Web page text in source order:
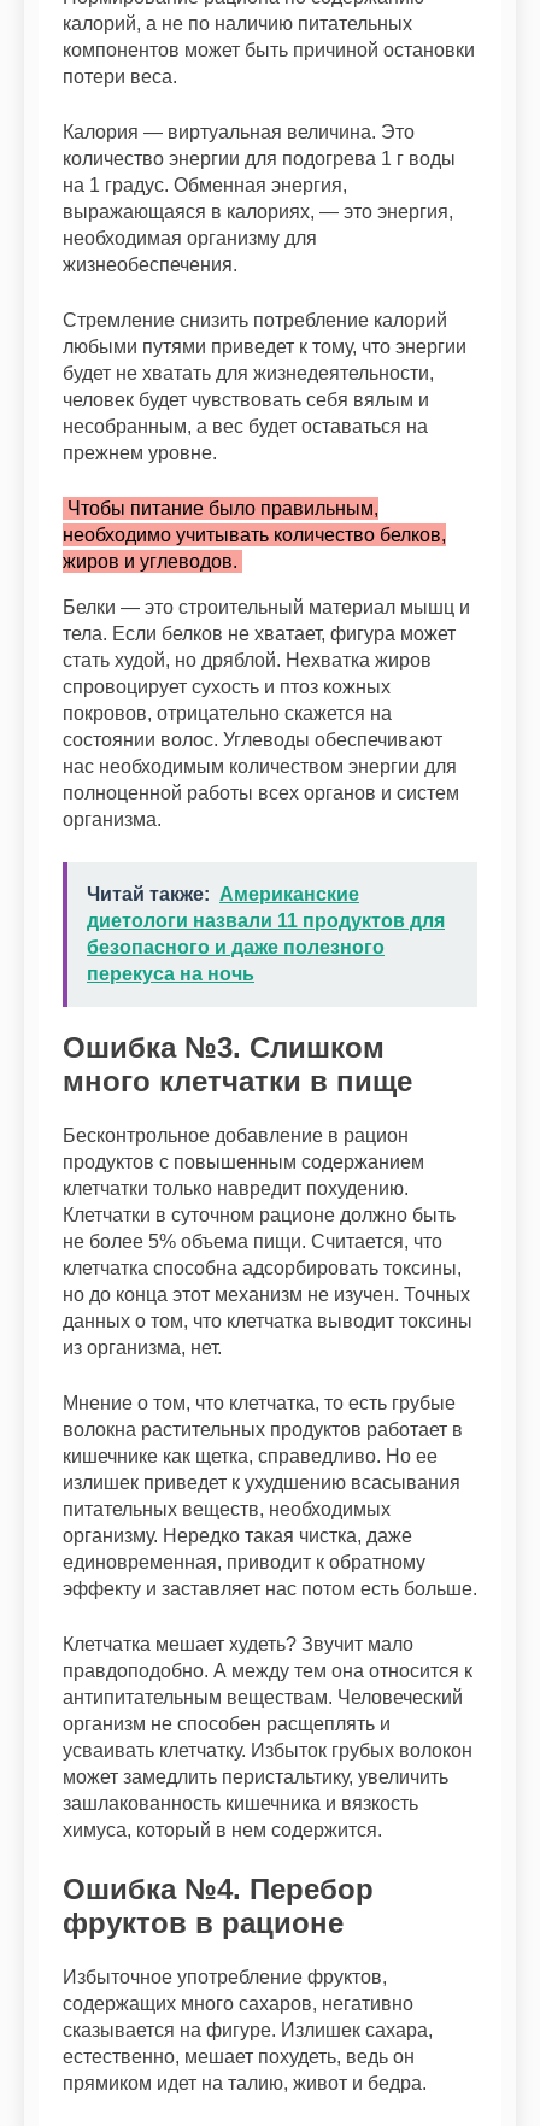
калорий, а не по наличию питательных
компонентов может быть причиной остановки
потери веса.
Калория — виртуальная величина. Это
количество энергии для подогрева 1 г воды
на 1 градус. Обменная энергия,
выражающаяся в калориях, — это энергия,
необходимая организму для
жизнеобеспечения.
Стремление снизить потребление калорий
любыми путями приведет к тому, что энергии
будет не хватать для жизнедеятельности,
человек будет чувствовать себя вялым и
несобранным, а вес будет оставаться на
прежнем уровне.
Чтобы питание было правильным,
необходимо учитывать количество белков,
жиров и углеводов.
Белки — это строительный материал мышц и
тела. Если белков не хватает, фигура может
стать худой, но дряблой. Нехватка жиров
спровоцирует сухость и птоз кожных
покровов, отрицательно скажется на
состоянии волос. Углеводы обеспечивают
нас необходимым количеством энергии для
полноценной работы всех органов и систем
организма.
Читай также: Американские
диетологи назвали 11 продуктов для
безопасного и даже полезного
перекуса на ночь
Ошибка №3. Слишком
много клетчатки в пище
Бесконтрольное добавление в рацион
продуктов с повышенным содержанием
клетчатки только навредит похудению.
Клетчатки в суточном рационе должно быть
не более 5% объема пищи. Считается, что
клетчатка способна адсорбировать токсины,
но до конца этот механизм не изучен. Точных
данных о том, что клетчатка выводит токсины
из организма, нет.
Мнение о том, что клетчатка, то есть грубые
волокна растительных продуктов работает в
кишечнике как щетка, справедливо. Но ее
излишек приведет к ухудшению всасывания
питательных веществ, необходимых
организму. Нередко такая чистка, даже
единовременная, приводит к обратному
эффекту и заставляет нас потом есть больше.
Клетчатка мешает худеть? Звучит мало
правдоподобно. А между тем она относится к
антипитательным веществам. Человеческий
организм не способен расщеплять и
усваивать клетчатку. Избыток грубых волокон
может замедлить перистальтику, увеличить
зашлакованность кишечника и вязкость
химуса, который в нем содержится.
Ошибка №4. Перебор
фруктов в рационе
Избыточное употребление фруктов,
содержащих много сахаров, негативно
сказывается на фигуре. Излишек сахара,
естественно, мешает похудеть, ведь он
прямиком идет на талию, живот и бедра.